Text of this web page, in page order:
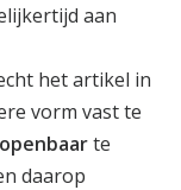
aan
het artikel in
vorm vast te
openbaarte
daarop